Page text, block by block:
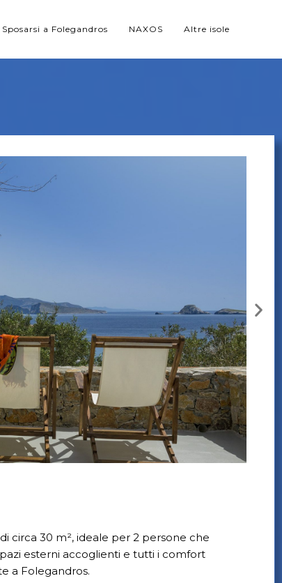
Sposarsi a Folegandros NAXOS Altre isole
circa 30 m², ideale per 2 persone che
esterni accoglienti e tutti i comfort
a Folegandros.